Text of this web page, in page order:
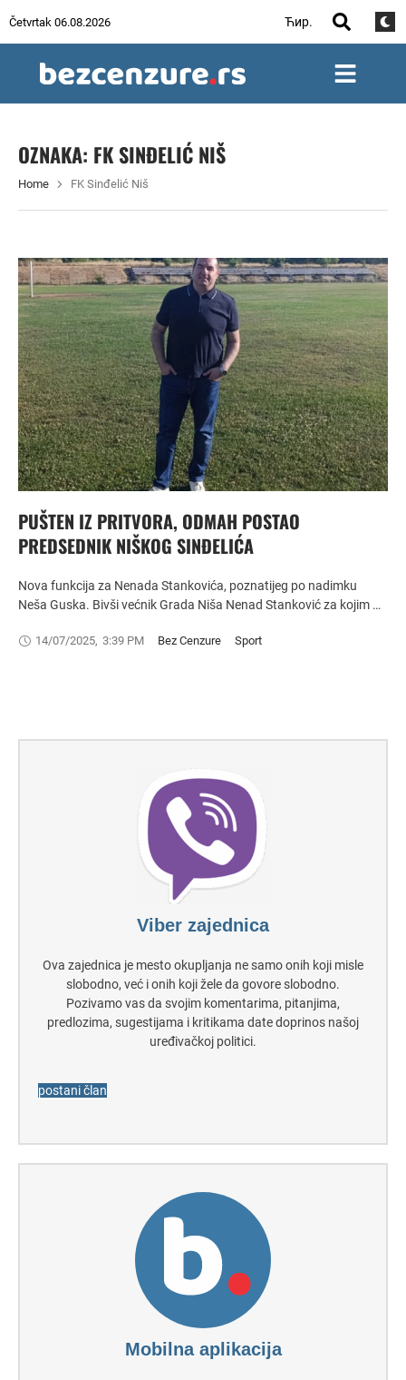
Četvrtak 06.08.2026 Ћир.
OZNAKA: FK SINĐELIĆ NIŠ
Home FK Sinđelić Niš
PUŠTEN IZ PRITVORA, ODMAH POSTAO
PREDSEDNIK NIŠKOG SINĐELIĆA
Nova funkcija za Nenada Stankovića, poznatijeg po nadimku
Neša Guska. Bivši većnik Grada Niša Nenad Stanković za kojim …
14/07/2025, 3:39 PM Bez Cenzure Sport
Viber zajednica
Ova zajednica je mesto okupljanja ne samo onih koji misle
slobodno, već i onih koji žele da govore slobodno.
Pozivamo vas da svojim komentarima, pitanjima,
predlozima, sugestijama i kritikama date doprinos našoj
uređivačkoj politici.
postani član
Mobilna aplikacija